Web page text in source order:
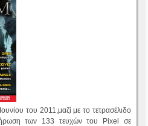
του 2011,μαζί με το τετρασέλιδο
των 133 τευχών του Pixel σε